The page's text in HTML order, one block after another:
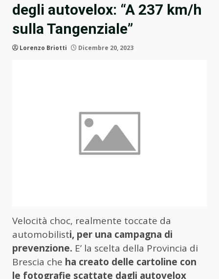
degli autovelox: “A 237 km/h
sulla Tangenziale”
Lorenzo Briotti Dicembre 20, 2023
Velocità choc, realmente toccate da
automobilisti, per una campagna di
prevenzione. E’ la scelta della Provincia di
Brescia che ha creato delle cartoline con
le fotografie scattate dagli autovelox